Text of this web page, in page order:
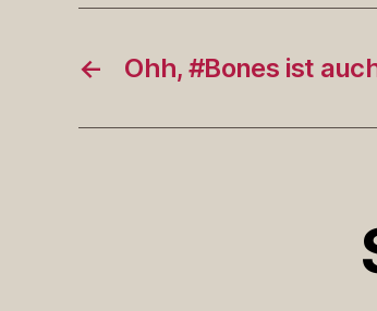
← Ohh, #Bones ist